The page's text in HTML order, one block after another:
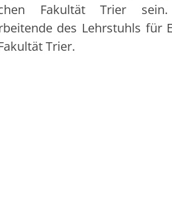
Fakultät Trier
des Lehrstuhls für
Trier.